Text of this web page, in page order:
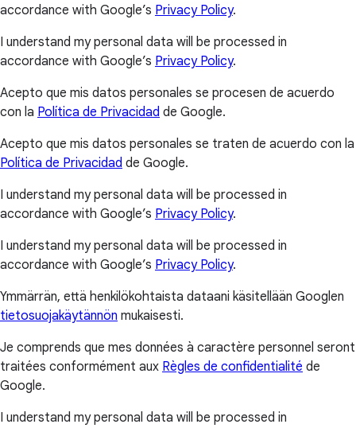
accordance with Google’s Privacy Policy.
I understand my personal data will be processed in
accordance with Google’s Privacy Policy.
Acepto que mis datos personales se procesen de acuerdo
con la Política de Privacidad de Google.
Acepto que mis datos personales se traten de acuerdo con la
Política de Privacidad de Google.
I understand my personal data will be processed in
accordance with Google’s Privacy Policy.
I understand my personal data will be processed in
accordance with Google’s Privacy Policy.
Ymmärrän, että henkilökohtaista dataani käsitellään Googlen
tietosuojakäytännön mukaisesti.
Je comprends que mes données à caractère personnel seront
traitées conformément aux Règles de confidentialité de
Google.
I understand my personal data will be processed in